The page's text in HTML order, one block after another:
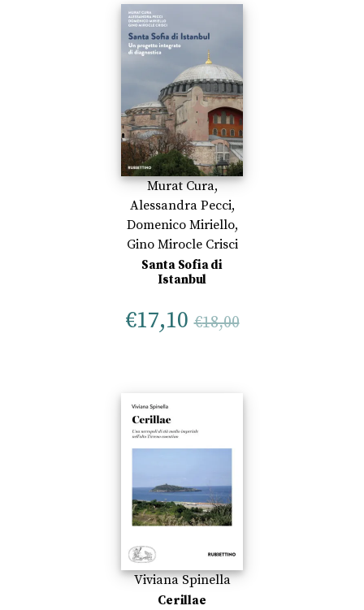
Murat Cura,
Alessandra Pecci,
Domenico Miriello,
Gino Mirocle Crisci
Santa Sofia di
Istanbul
€17,10 €18,00
Viviana Spinella
Cerillae